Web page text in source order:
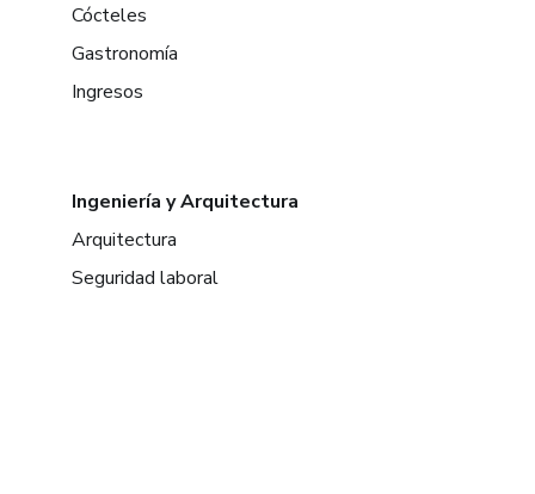
Cócteles
Gastronomía
Ingresos
Ingeniería y Arquitectura
Arquitectura
Seguridad laboral